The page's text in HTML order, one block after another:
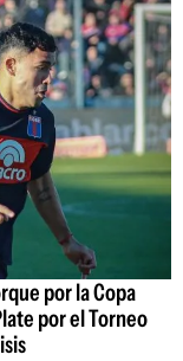
por la Copa
por el Torneo